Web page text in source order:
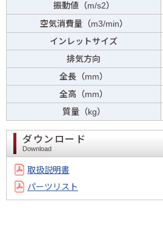
振動値（m/s2）
空気消費量（m3/min）
インレットサイズ
排気方向
全長（mm）
全高（mm）
質量（kg）
ダウンロード
Download
取扱説明書
パーツリスト